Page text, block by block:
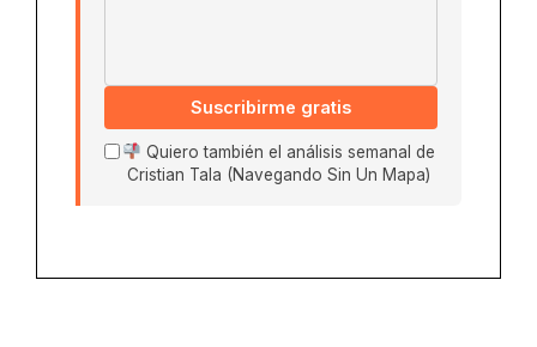
Suscribirme gratis
Quiero también el análisis semanal de
Cristian Tala (Navegando Sin Un Mapa)